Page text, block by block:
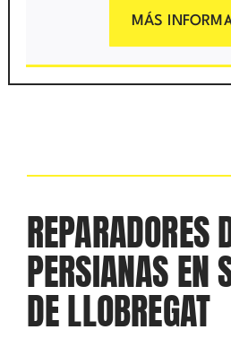
MÁS
REPARADORES
PERSIANAS EN
DE LLOBREGAT